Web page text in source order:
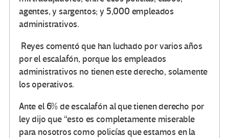
agentes, y sargentos; y 5,000 empleados
administrativos.
Reyes comentó que han luchado por varios años
por el escalafón, porque los empleados
administrativos no tienen este derecho, solamente
los operativos.
Ante el 6% de escalafón al que tienen derecho por
ley dijo que “esto es completamente miserable
para nosotros como policías que estamos en la